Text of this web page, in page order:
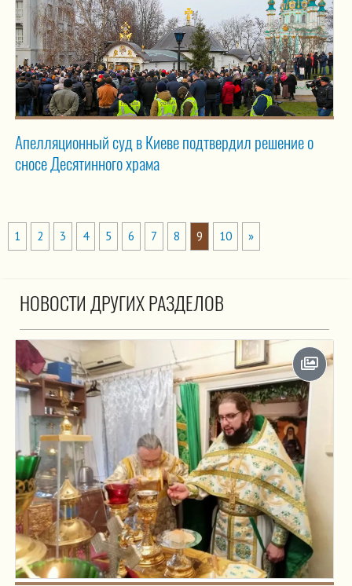
Апелляционный суд в Киеве подтвердил решение о
сносе Десятинного храма
1 2 3 4 5 6 7 8 9 10 »
НОВОСТИ ДРУГИХ РАЗДЕЛОВ